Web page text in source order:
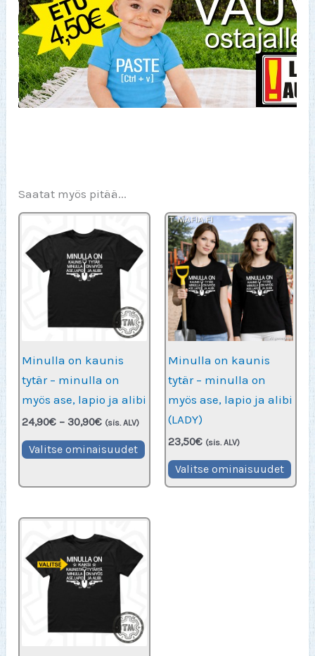
Saatat myös pitää...
Minulla on kaunis
tytär – minulla on
myös ase, lapio ja alibi
24,90€ – 30,90€Hintaluokka:
-
30,90€
(sis. ALV)
Valitse ominaisuudet Tällä
tuotteella
on
muunnelma.
Minulla on kaunis
tytär – minulla on
myös ase, lapio ja alibi
(LADY)
23,50€ (sis. ALV)
Valitse ominaisuudet
Voit